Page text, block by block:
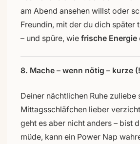
am Abend ansehen willst oder
Freundin, mit der du dich später
– und spüre, wie frische Energie
8. Mache – wenn nötig – kurze
Deiner nächtlichen Ruhe zuliebe
Mittagsschläfchen lieber
geht es aber nicht anders – bist
müde, kann ein Power Nap